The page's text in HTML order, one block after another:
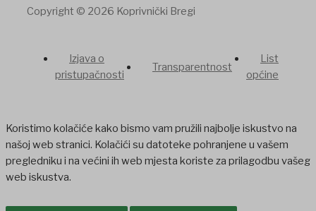
Copyright © 2026 Koprivnički Bregi
Izjava o
pristupačnosti
Transparentnost
List
općine
Koristimo kolačiće kako bismo vam pružili najbolje iskustvo na
našoj web stranici. Kolačići su datoteke pohranjene u vašem
pregledniku i na većini ih web mjesta koriste za prilagodbu vašeg
web iskustva.